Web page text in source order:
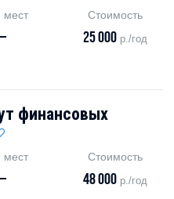
Стоимость
25 000 р./год
финансовых
Стоимость
48 000 р./год